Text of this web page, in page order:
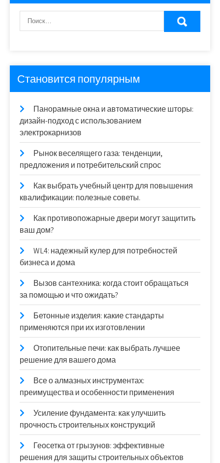
Становится популярным
Панорамные окна и автоматические шторы:
дизайн-подход с использованием
электрокарнизов
Рынок веселящего газа: тенденции,
предложения и потребительский спрос
Как выбрать учебный центр для повышения
квалификации: полезные советы.
Как противопожарные двери могут защитить
ваш дом?
WL4: надежный кулер для потребностей
бизнеса и дома
Вызов сантехника: когда стоит обращаться
за помощью и что ожидать?
Бетонные изделия: какие стандарты
применяются при их изготовлении
Отопительные печи: как выбрать лучшее
решение для вашего дома
Все о алмазных инструментах:
преимущества и особенности применения
Усиление фундамента: как улучшить
прочность строительных конструкций
Геосетка от грызунов: эффективные
решения для защиты строительных объектов